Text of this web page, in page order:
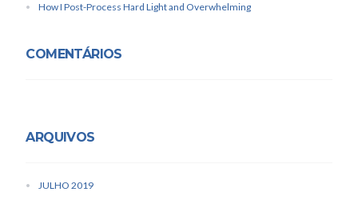
How I Post-Process Hard Light and Overwhelming
COMENTÁRIOS
ARQUIVOS
JULHO 2019